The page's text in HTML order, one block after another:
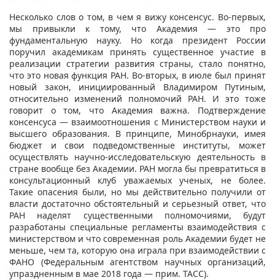
Несколько слов о том, в чем я вижу консенсус. Во-первых,
мы привыкли к тому, что Академия — это про
фундаментальную науку. Но когда президент России
поручил академикам принять существенное участие в
реализации стратегии развития страны, стало понятно,
что это новая функция РАН. Во-вторых, в июле был принят
новый закон, инициированный Владимиром Путиным,
относительно изменений полномочий РАН. И это тоже
говорит о том, что Академия важна. Подтверждение
консенсуса — взаимоотношения с Министерством науки и
высшего образования. В принципе, Минобрнауки, имея
бюджет и свои подведомственные институты, может
осуществлять научно-исследовательскую деятельность в
стране вообще без Академии. РАН могла бы превратиться в
консультационный клуб уважаемых ученых, не более.
Такие опасения были, но мы действительно получили от
власти достаточно обстоятельный и серьезный ответ, что
РАН наделят существенными полномочиями, будут
разработаны специальные регламенты взаимодействия с
министерством и что современная роль Академии будет не
меньше, чем та, которую она играла при взаимодействии с
ФАНО (Федеральным агентством научных организаций,
упраздненным в мае 2018 года — прим. ТАСС).